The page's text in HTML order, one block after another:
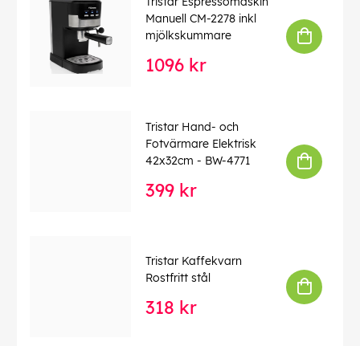
Manuell CM-2278 inkl
mjölkskummare
1096 kr
Tristar Hand- och
Fotvärmare Elektrisk
42x32cm - BW-4771
399 kr
Tristar Kaffekvarn
Rostfritt stål
318 kr